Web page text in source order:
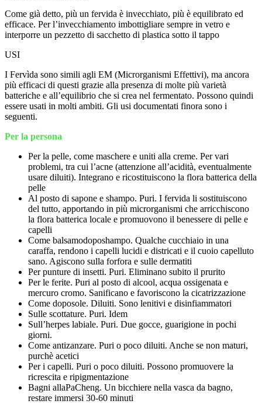
Come già detto, più un fervida è invecchiato, più è equilibrato ed
efficace. Per l’invecchiamento imbottigliare sempre in vetro e
interporre un pezzetto di sacchetto di plastica sotto il tappo
USI
I Fervìda sono simili agli EM (Microrganismi Effettivi), ma ancora
più efficaci di questi grazie alla presenza di molte più varietà
batteriche e all’equilibrio che si crea nel fermentato. Possono quindi
essere usati in molti ambiti. Gli usi documentati finora sono i
seguenti.
Per la persona
Per la pelle, come maschere e uniti alla creme. Per vari
problemi, tra cui l’acne (attenzione all’acidità, eventualmente
usare diluiti). Integrano e ricostituiscono la flora batterica della
pelle
Al posto di sapone e shampo. Puri. I fervida li sostituiscono
del tutto, apportando in più microrganismi che arricchiscono
la flora batterica locale e promuovono il benessere di pelle e
capelli
Come balsamodoposhampo. Qualche cucchiaio in una
caraffa, rendono i capelli lucidi e districati e il cuoio capelluto
sano. Agiscono sulla forfora e sulle dermatiti
Per punture di insetti. Puri. Eliminano subito il prurito
Per le ferite. Puri al posto di alcool, acqua ossigenata e
mercuro cromo. Sanificano e favoriscono la cicatrizzazione
Come doposole. Diluiti. Sono lenitivi e disinfiammatori
Sulle scottature. Puri. Idem
Sull’herpes labiale. Puri. Due gocce, guarigione in pochi
giorni.
Come antizanzare. Puri o poco diluiti. Anche se non maturi,
purchè acetici
Per i capelli. Puri o poco diluiti. Possono promuovere la
ricrescita e ripigmentazione
Bagni allaPaCheng. Un bicchiere nella vasca da bagno,
restare immersi 30-60 minuti